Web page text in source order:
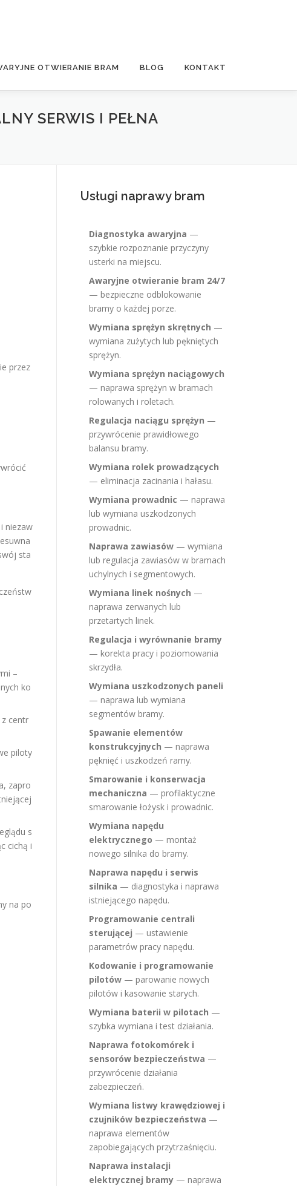
OTWIERANIE BRAM BLOG KONTAKT
SERWIS I PEŁNA
przez
niezaw
sta
–
ko
centr
piloty
zapro
s
cichą i
na po
Usługi naprawy bram
Diagnostyka awaryjna —
szybkie rozpoznanie przyczyny
usterki na miejscu.
Awaryjne otwieranie bram 24/7
— bezpieczne odblokowanie
bramy o każdej porze.
Wymiana sprężyn skrętnych —
wymiana zużytych lub pękniętych
sprężyn.
Wymiana sprężyn naciągowych
— naprawa sprężyn w bramach
rolowanych i roletach.
Regulacja naciągu sprężyn —
przywrócenie prawidłowego
balansu bramy.
Wymiana rolek prowadzących
— eliminacja zacinania i hałasu.
Wymiana prowadnic — naprawa
lub wymiana uszkodzonych
prowadnic.
Naprawa zawiasów — wymiana
lub regulacja zawiasów w bramach
uchylnych i segmentowych.
Wymiana linek nośnych —
naprawa zerwanych lub
przetartych linek.
Regulacja i wyrównanie bramy
— korekta pracy i poziomowania
skrzydła.
Wymiana uszkodzonych paneli
— naprawa lub wymiana
segmentów bramy.
Spawanie elementów
konstrukcyjnych — naprawa
pęknięć i uszkodzeń ramy.
Smarowanie i konserwacja
mechaniczna — profilaktyczne
smarowanie łożysk i prowadnic.
Wymiana napędu
elektrycznego — montaż
nowego silnika do bramy.
Naprawa napędu i serwis
silnika — diagnostyka i naprawa
istniejącego napędu.
Programowanie centrali
sterującej — ustawienie
parametrów pracy napędu.
Kodowanie i programowanie
pilotów — parowanie nowych
pilotów i kasowanie starych.
Wymiana baterii w pilotach —
szybka wymiana i test działania.
Naprawa fotokomórek i
sensorów bezpieczeństwa —
przywrócenie działania
zabezpieczeń.
Wymiana listwy krawędziowej i
czujników bezpieczeństwa —
naprawa elementów
zapobiegających przytrzaśnięciu.
Naprawa instalacji
elektrycznej bramy — naprawa